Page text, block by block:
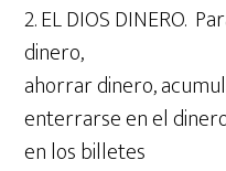
2. EL DIOS DINERO.
dinero,
ahorrar dinero,
enterrarse en el
en los billetes